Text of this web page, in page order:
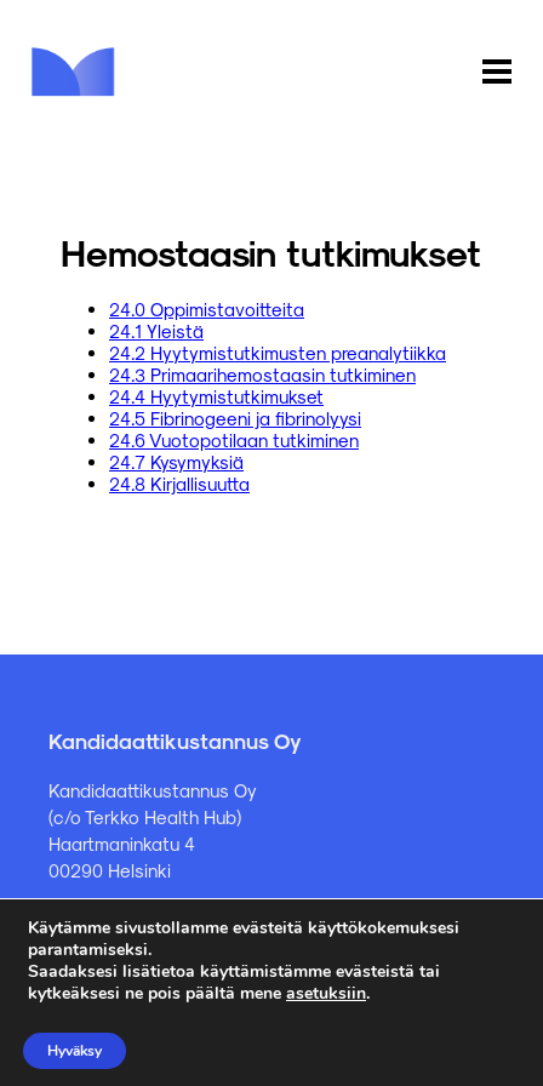
PALAUTE
Hemostaasin tutkimukset
24.0 Oppimistavoitteita
24.1 Yleistä
24.2 Hyytymistutkimusten preanalytiikka
24.3 Primaarihemostaasin tutkiminen
24.4 Hyytymistutkimukset
24.5 Fibrinogeeni ja fibrinolyysi
24.6 Vuotopotilaan tutkiminen
24.7 Kysymyksiä
24.8 Kirjallisuutta
Kandidaattikustannus Oy
Kandidaattikustannus Oy
(c/o Terkko Health Hub)
Haartmaninkatu 4
00290 Helsinki
Kirjakauppa ja muut asiat
kauppa@kandidaattikustannus.fi
Käytämme sivustollamme evästeitä käyttökokemuksesi
parantamiseksi.
Saadaksesi lisätietoa käyttämistämme evästeistä tai
kytkeäksesi ne pois päältä mene asetuksiin.
Hyväksy